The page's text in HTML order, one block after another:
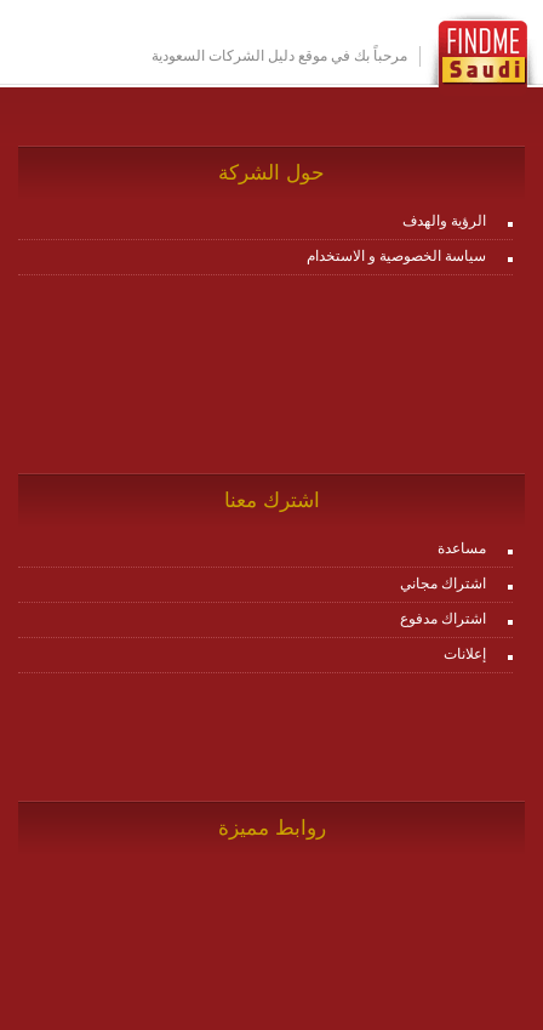
http://www.plutosms.com/zagel
مرحباً بك في موقع دليل الشركات السعودية
حول الشركة
الرؤية والهدف
سياسة الخصوصية و الاستخدام
اشترك معنا
مساعدة
اشتراك مجاني
اشتراك مدفوع
إعلانات
روابط مميزة